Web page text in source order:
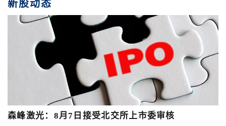
新股动态
森峰激光：8月7日接受北交所上市委审核